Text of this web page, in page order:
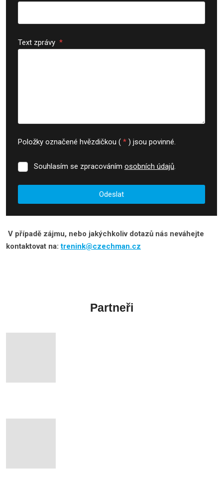
Text zprávy *
Položky označené hvězdičkou ( * ) jsou povinné.
Souhlasím
zpracováním
Souhlasím se zpracováním osobních údajů.
Odeslat
nepodařilo
V případě zájmu, nebo jakýchkoliv dotazů nás neváhejte
kontaktovat na:trenink@czechman.cz
Partneři